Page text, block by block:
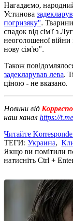
Нагадаємо,
Устинова
погризяку". Тварини
спадок від сім'ї з
неоголошеної війни
нову сім'ю".
Також
задекларував лева.
ціною - не вказано.
Новини від
наш канал https://
Читайте
ТЕГИ: Украина,
Якщо ви помітили
натисніть Ctrl +